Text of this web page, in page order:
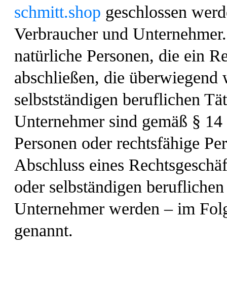
schmitt.shop geschlossen
Verbraucher und
natürliche Personen, die ein
abschließen, die
selbstständigen beruflichen
Unternehmer sind gemäß §
Personen oder rechtsfähige
Abschluss eines
oder selbständigen
Unternehmer werden – im
genannt.